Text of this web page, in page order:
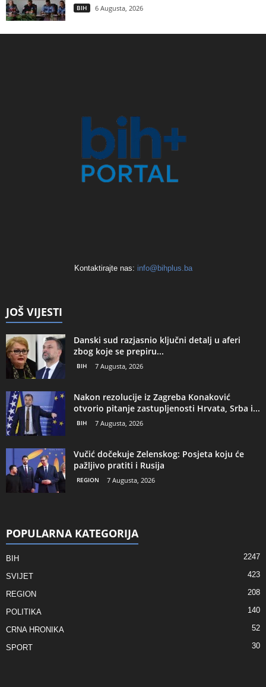
BIH 6 Augusta, 2026
Kontaktirajte nas: info@bihplus.ba
JOŠ VIJESTI
Danski sud razjasnio ključni detalj u aferi
zbog koje se prepiru...
BIH 7 Augusta, 2026
Nakon rezolucije iz Zagreba Konaković
otvorio pitanje zastupljenosti Hrvata, Srba i...
BIH 7 Augusta, 2026
Vučić dočekuje Zelenskog: Posjeta koju će
pažljivo pratiti i Rusija
REGION 7 Augusta, 2026
POPULARNA KATEGORIJA
BIH 2247
SVIJET 423
REGION 208
POLITIKA 140
CRNA HRONIKA 52
SPORT 30